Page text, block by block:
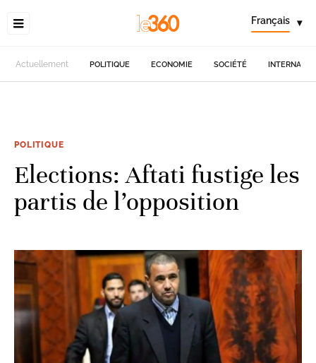
Français ▾
Actuellement POLITIQUE ECONOMIE SOCIÉTÉ
POLITIQUE
Elections: Aftati fustige les
partis de l’opposition